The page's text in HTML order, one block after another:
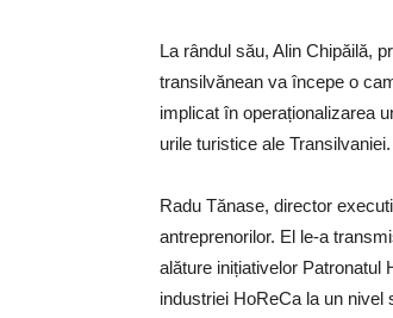
La rândul său, Alin Chipăilă,
transilvănean va începe o
implicat în operaționalizarea
urile turistice ale Transilvaniei.
Radu Tănase, director
antreprenorilor. El le-a
alăture inițiativelor
industriei HoReCa la un